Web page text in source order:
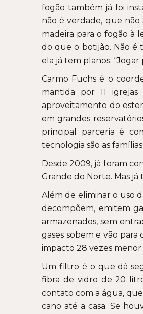
fogão também já foi
não é verdade, que não
madeira para o fogão à
do que o botijão. Não é
ela já tem planos:
Carmo Fuchs é o
mantida por 11
aproveitamento do
em grandes
principal parceria é
tecnologia são as
Desde 2009, já foram
Grande do Norte. Mas já
Além de eliminar o uso
decompõem, emitem
armazenados, sem
gases sobem e vão
impacto 28 vezes
Um filtro é o que dá
fibra de vidro de 20
contato com a água,
cano até a casa. Se